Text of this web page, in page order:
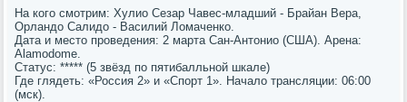
На кого смотрим: Хулио Сезар Чавес-младший - Брайан Вера,
Орландо Салидо - Василий Ломаченко.
Дата и место проведения: 2 марта Сан-Антонио (США). Арена:
Alamodome.
Статус: ***** (5 звёзд по пятибалльной шкале)
Где глядеть: «Россия 2» и «Спорт 1». Начало трансляции: 06:00
(мск).